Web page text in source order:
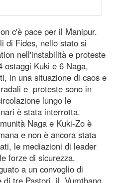
c'è pace per il Manipur.
di Fides, nello stato si
nell'instabilità e proteste
ostaggi Kuki e 6 Naga,
in una situazione di caos e
e proteste sono in
lungo le
è stata interrotta.
Naga e Kuki-Zo è
e non è ancora stata
le mediazioni di leader
forze di sicurezza.
a un convoglio di
di tre Pastori, il Vumthang